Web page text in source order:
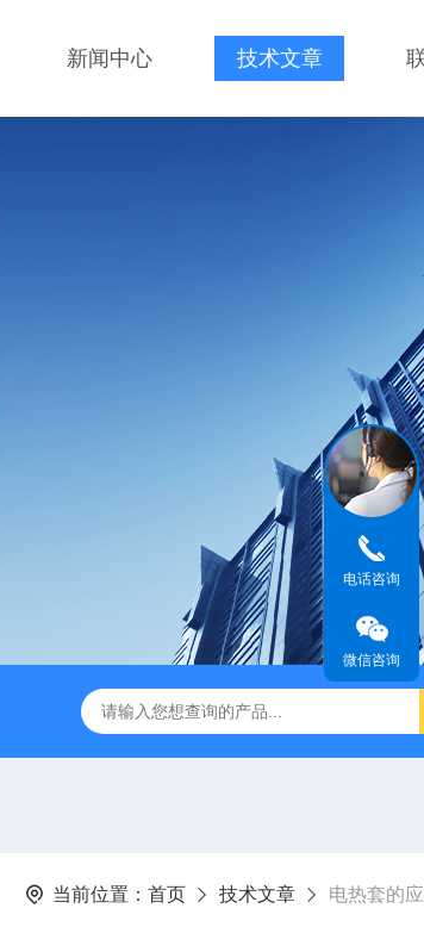
新闻中心 技术文章
温振荡器 CSQX-80超声波清洗机
当前位置： 首页 技术文章 电热套的
电话咨询
微信咨询